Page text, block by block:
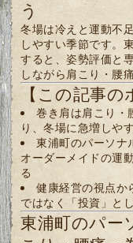
う
冬場は冷えと運動不
しやすい季節です。
すると、姿勢評価と
しながら肩こり・腰
【この記事の
巻き肩は肩こり・
り、冬場に急増しや
東浦町のパーソナ
オーダーメイドの運
る
健康経営の視点か
ではなく「投資」と
東浦町のパー